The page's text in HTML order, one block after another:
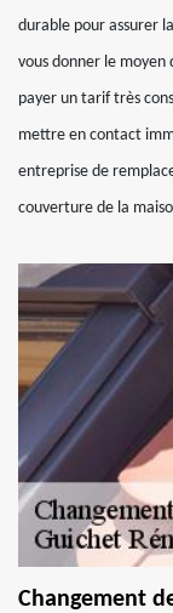
durable pour assurer
vous donner le
payer un tarif très
mettre en contact
entreprise de
couverture de la
Changement